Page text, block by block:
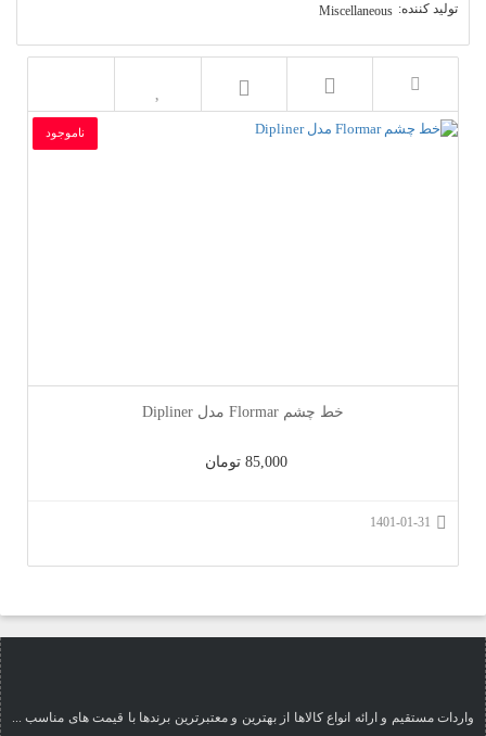
تولید کننده: Miscellaneous
ناموجود
خط چشم Flormar مدل Dipliner
85,000 تومان
واردات مستقیم و ارائه انواع کالاها از بهترین و معتبرترین برندها با قیمت های مناسب ...